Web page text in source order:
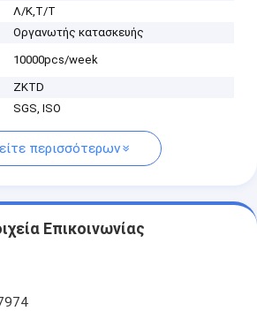
Λ/Κ,Τ/Τ
Οργανωτής κατασκευής
10000pcs/week
ZKTD
SGS, ISO
περισσότερων
Επικοινωνίας